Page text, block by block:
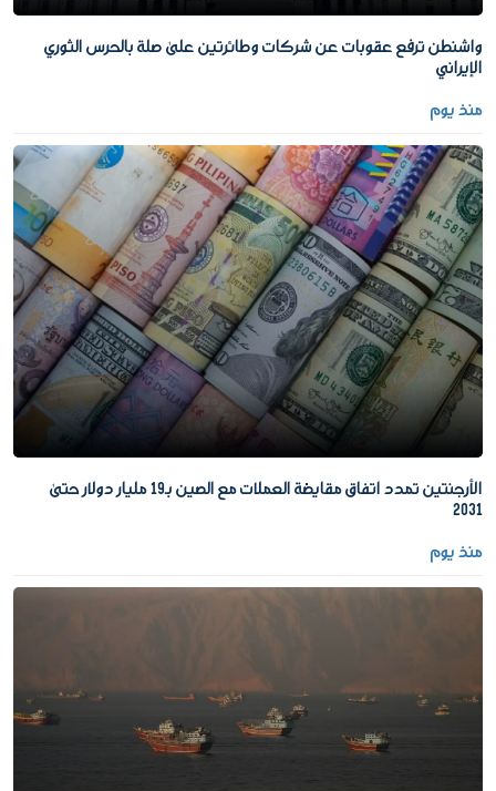
واشنطن ترفع عقوبات عن شركات وطائرتين على صلة بالحرس الثوري
الإيراني
منذ يوم
الأرجنتين تمدد اتفاق مقايضة العملات مع الصين بـ19 مليار دولار حتى
2031
منذ يوم